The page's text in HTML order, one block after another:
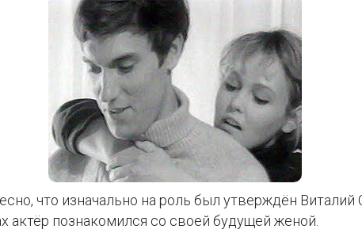
что изначально на роль был утверждён
актёр познакомился со своей будущей женой.